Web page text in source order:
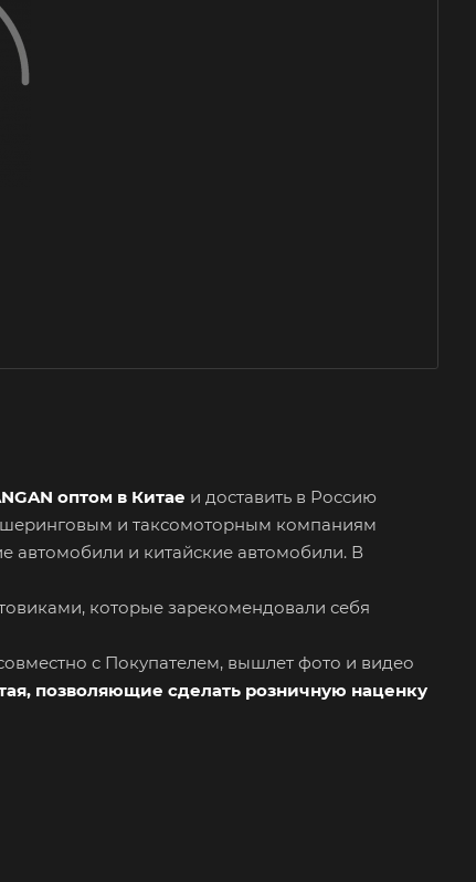
оптом в Китае и доставить в Россию
и таксомоторным компаниям
автомобили и китайские автомобили. В
которые зарекомендовали себя
с Покупателем, вышлет фото и видео
позволяющие сделать розничную наценку